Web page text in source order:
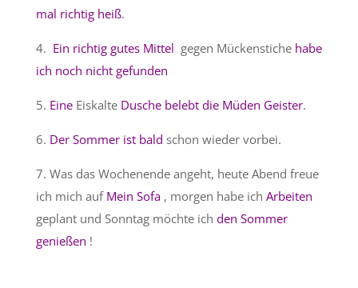
mal richtig heiß.
4. Ein richtig gutes Mittel gegen Mückenstiche habe
ich noch nicht gefunden
5. EineEiskalte Dusche belebt die Müden Geister.
6. Der Sommer ist bald schon wieder vorbei.
7. Was das Wochenende angeht, heute Abend freue
ich mich auf Mein Sofa, morgen habe ich Arbeiten
geplant und Sonntag möchte ich den Sommer
genießen !